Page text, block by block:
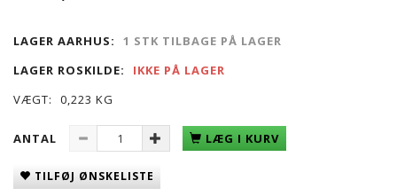
LAGER AARHUS:
1 STK TILBAGE PÅ LAGER
LAGER ROSKILDE:
IKKE PÅ LAGER
VÆGT:
0,223 KG
ANTAL LÆG I KURV
TILFØJ ØNSKELISTE